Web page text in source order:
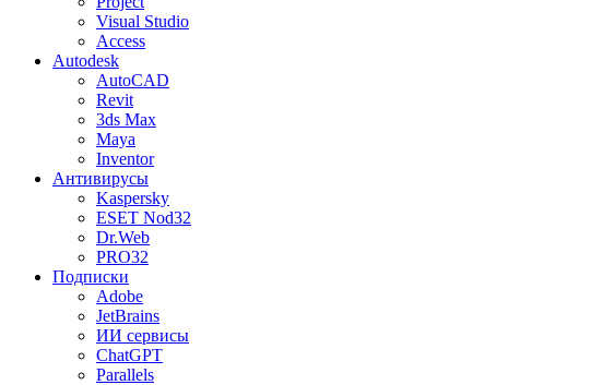
Visual Studio
Access
Autodesk
AutoCAD
Revit
3ds Max
Maya
Inventor
Антивирусы
Kaspersky
ESET Nod32
Dr.Web
PRO32
Подписки
Adobe
JetBrains
ИИ сервисы
ChatGPT
Parallels